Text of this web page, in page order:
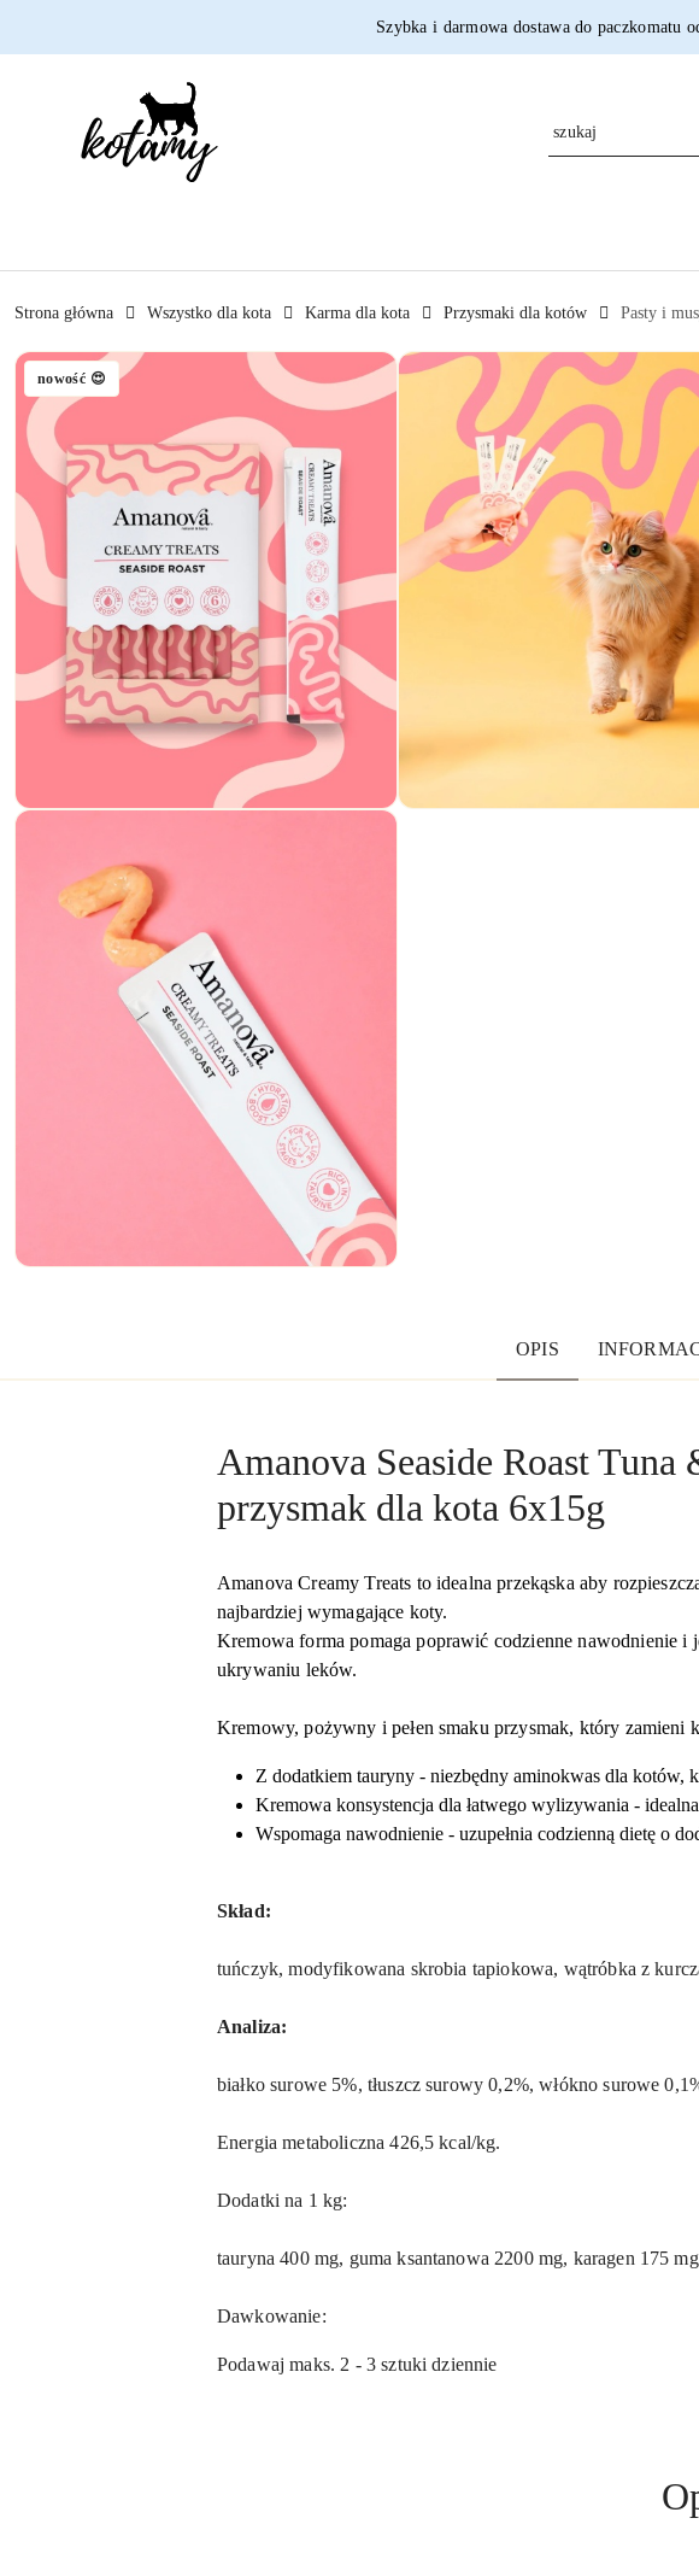
Szybka i darmowa dostawa do paczkomatu
Strona główna Wszystko dla kota Karma dla kota Przysmaki dla kotów Pasty i
nowość 😍
OPIS
Amanova Seaside Roast
przysmak dla kota 6x15g
Amanova Creamy Treats to idealna przekąska aby
najbardziej wymagające koty.
Kremowa forma pomaga poprawić codzienne nawodnienie
ukrywaniu leków.
Kremowy, pożywny i pełen smaku przysmak, który
Z dodatkiem tauryny - niezbędny aminokwas dla kotów,
Kremowa konsystencja dla łatwego wylizywania -
Wspomaga nawodnienie - uzupełnia codzienną dietę o
Skład:
tuńczyk, modyfikowana skrobia tapiokowa, wątróbka z
Analiza:
białko surowe 5%, tłuszcz surowy 0,2%, włókno surowe
Energia metaboliczna 426,5 kcal/kg.
Dodatki na 1 kg:
tauryna 400 mg, guma ksantanowa 2200 mg, karagen 175
Dawkowanie:
Podawaj maks. 2 - 3 sztuki dziennie